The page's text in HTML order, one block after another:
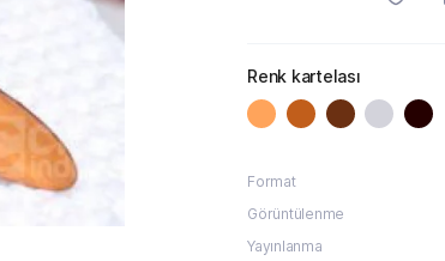
Renk kartelası
Format
Görüntülenme
Yayınlanma